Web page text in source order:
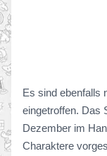
Es sind ebenfalls
eingetroffen. Das
Dezember im
Charaktere